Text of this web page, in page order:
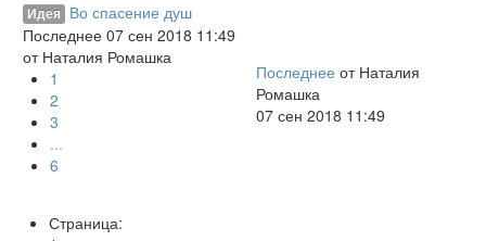
Идея Во спасение душ
Последнее 07 сен 2018 11:49
от Наталия Ромашка
1
2
3
...
6
Последнее от Наталия
Ромашка
07 сен 2018 11:49
Страница: